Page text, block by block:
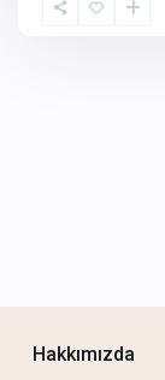
Hakkımızda